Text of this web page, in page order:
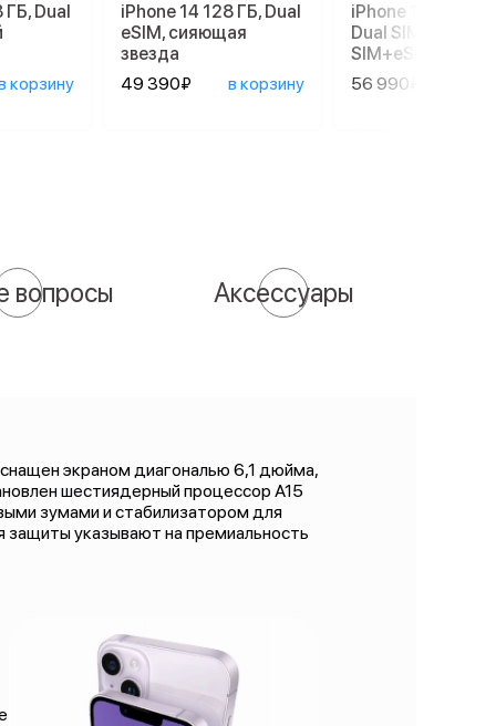
ГБ, Dual
корзину
iPhone 14 128 ГБ, Dual
еSIM, сияющая
звезда
49 390₽
в корзину
iPhone 17e 256
Dual SIM (nano
SIM+eSIM), Black
56 990₽
вопросы Аксессуары
экраном диагональю 6,1 дюйма,
шестиядерный процессор А15
зумами и стабилизатором для
защиты указывают на премиальность